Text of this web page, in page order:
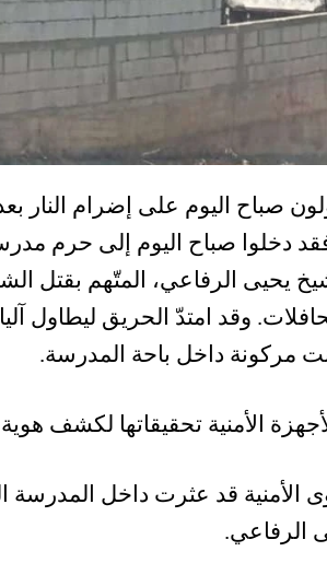
صباح اليوم على إضرام
دخلوا صباح اليوم إلى حرم
يحيى الرفاعي، المتّهم بقتل
وقد امتدّ الحريق ليطاول
مركونة داخل باحة المدرسة.
الأمنية تحقيقاتها لكشف
الأمنية قد عثرت داخل
الرفاعي.